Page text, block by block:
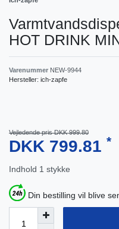
HOT DRINK
Varenummer NEW-9944
Hersteller: ich-zapfe
Vejledende pris DKK 999.80
DKK 799.81 *
Indhold 1 stykke
Din bestilling vil blive